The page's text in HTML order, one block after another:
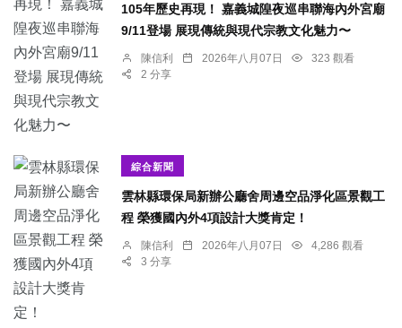
105年歷史再現！ 嘉義城隍夜巡串聯海內外宮廟
9/11登場 展現傳統與現代宗教文化魅力〜
陳信利 2026年八月07日
323 觀看
2 分享
綜合新聞
雲林縣環保局新辦公廳舍周邊空品淨化區景觀工
程 榮獲國內外4項設計大獎肯定！
陳信利 2026年八月07日
4,286 觀看
3 分享